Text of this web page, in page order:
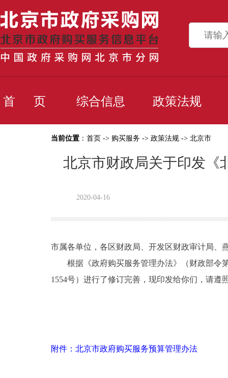
首 页 综合信息 政策法规
当前位置 ： 首页 -> 购买服务 -> 政策法规 -> 北京市
北京市财政局关于印发《
2020-04-16
市属各单位，各区财政局、开发区财政审计局、
根据《政府购买服务管理办法》（财政部令第
1554号）进行了修订完善，现印发给你们，请遵
附件：北京市政府购买服务预算管理办法